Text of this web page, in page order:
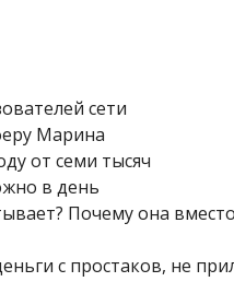
сети
Марина
от семи тысяч
в день
Почему она
с простаков, не